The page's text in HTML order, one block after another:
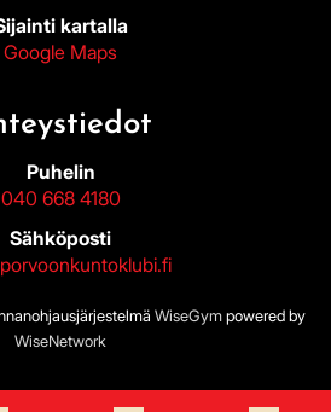
kartalla
Google Maps
Puhelin
040 668 4180
Sähköposti
WiseGympowered by
WiseNetwork